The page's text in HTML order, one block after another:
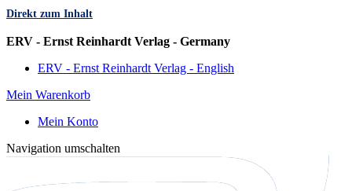
Direkt zum Inhalt
ERV - Ernst Reinhardt Verlag - Germany
ERV - Ernst Reinhardt Verlag - English
Mein Warenkorb
Mein Konto
Navigation umschalten